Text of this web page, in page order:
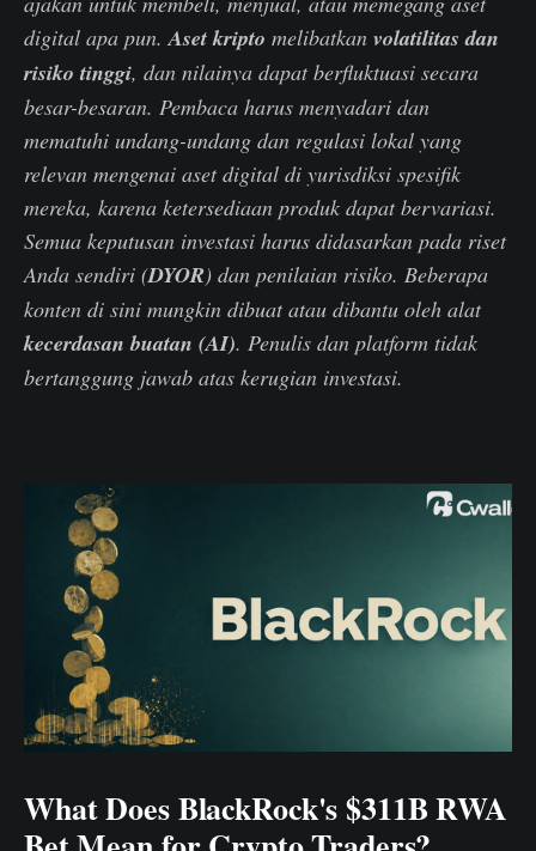
digital apa pun. Aset kripto melibatkan volatilitas dan
risiko tinggi, dan nilainya dapat berfluktuasi secara
besar-besaran. Pembaca harus menyadari dan
mematuhi undang-undang dan regulasi lokal yang
relevan mengenai aset digital di yurisdiksi spesifik
mereka, karena ketersediaan produk dapat bervariasi.
Semua keputusan investasi harus didasarkan pada riset
Anda sendiri (DYOR) dan penilaian risiko. Beberapa
konten di sini mungkin dibuat atau dibantu oleh alat
kecerdasan buatan (AI). Penulis dan platform tidak
bertanggung jawab atas kerugian investasi.
What Does BlackRock's $311B RWA